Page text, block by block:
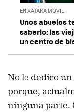
EN XATAKA MÓVIL
Unos abuelos
saberlo: las
un centro de
No le dedico
porque,
ninguna parte.